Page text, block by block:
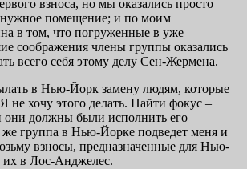
взноса, но мы оказались просто
помещение; и по моим
в том, что погруженные в уже
соображения члены группы оказались
всего себя этому делу Сен-Жермена.
в Нью-Йорк замену людям, которые
не хочу этого делать. Найти фокус –
они должны были исполнить его
группа в Нью-Йорке подведет меня и
взносы, предназначенные для Нью-
в Лос-Анджелес.